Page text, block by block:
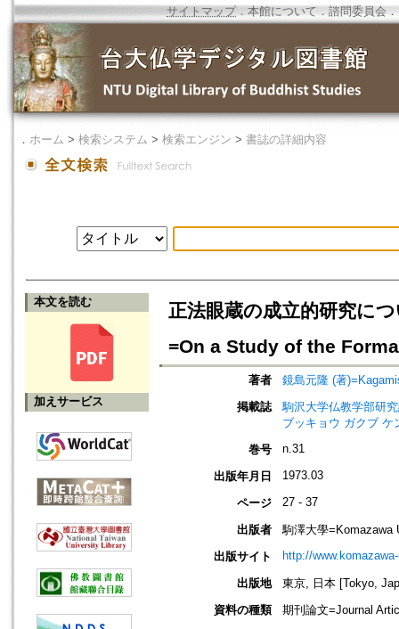
サイトマップ．本館について ． 諮問委員会 ．
． ホーム > 検索システム > 検索エンジン > 書誌の詳細内容
本文を読む
加えサービス
正法眼蔵の成立的研究に
=On a Study of the
著者
鏡島元隆 (著
掲載誌
駒沢大学仏教学部研
ブッキョウ ガクブ ケ
巻号
n.31
出版年月日 1973.03
ページ 27 - 37
出版者
駒澤大學=Komazawa
出版サイト
http://
出版地
東京, 日本 [Tokyo,
資料の種類
期刊論文=Journal